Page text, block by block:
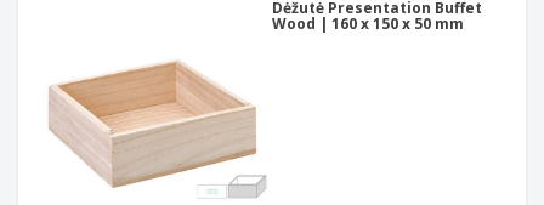
Dėžutė Presentation Buffet
Wood | 160 x 150 x 50 mm